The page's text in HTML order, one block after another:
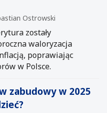
Ostrowski
zostały
waloryzacja
poprawiając
w Polsce.
zabudowy w 2025